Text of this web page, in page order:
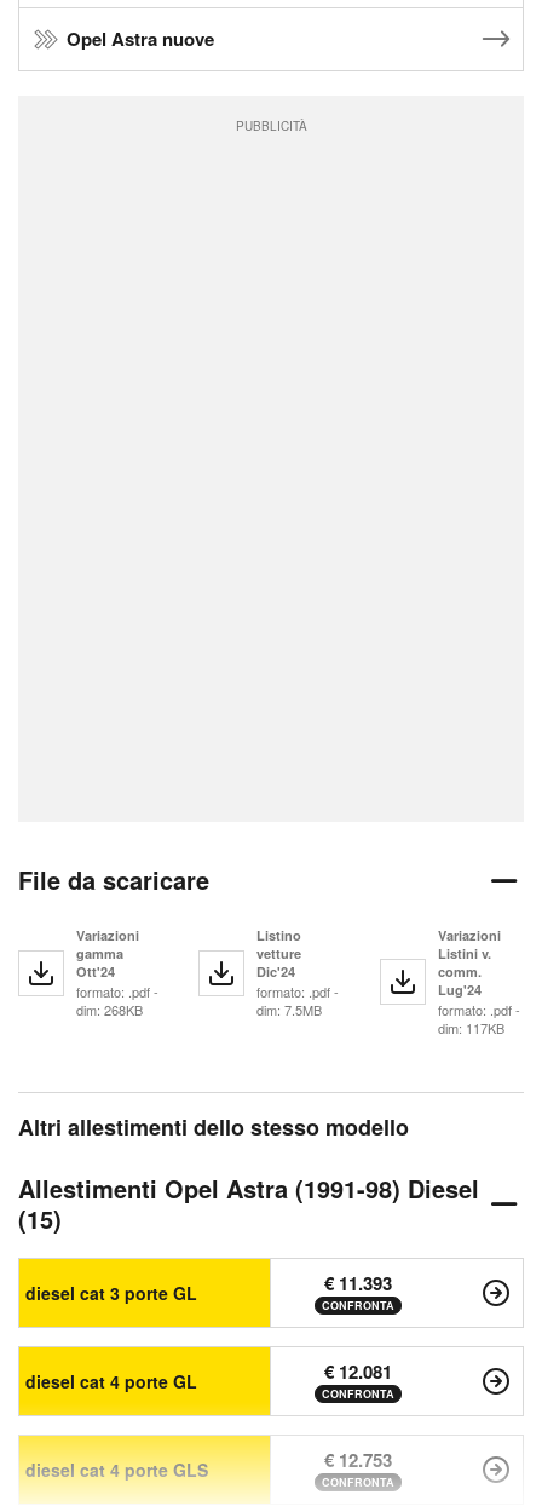
Opel Astra nuove
PUBBLICITÀ
File da scaricare
Variazioni
gamma
Ott'24
formato: .pdf -
dim: 268KB
Listino
vetture
Dic'24
formato: .pdf -
dim: 7.5MB
Variazioni
Listini v.
comm.
Lug'24
formato: .pdf -
dim: 117KB
Altri allestimenti dello stesso modello
Allestimenti Opel Astra (1991-98) Diesel
(15)
diesel cat 3 porte GL € 11.393
CONFRONTA
diesel cat 4 porte GL € 12.081
CONFRONTA
diesel cat 4 porte GLS € 12.753
CONFRONTA